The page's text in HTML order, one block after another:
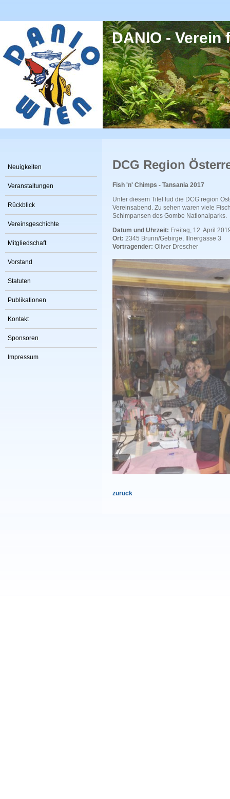
DANIO -
Neuigkeiten
Veranstaltungen
Rückblick
Vereinsgeschichte
Mitgliedschaft
Vorstand
Statuten
Publikationen
Kontakt
Sponsoren
Impressum
DCG Region
Fish 'n' Chimps - Tansania 2017
Unter diesem Titel lud die DCG region
Vereinsabend. Zu sehen waren viele
Schimpansen des Gombe Nationalparks.
Datum und Uhrzeit: Freitag, 12. April
Ort: 2345 Brunn/Gebirge, Illnergasse 3
Vortragender: Oliver Drescher
zurück